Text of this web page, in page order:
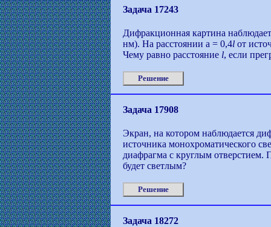
Задача 17243
Дифракционная картина
нм). На расстоянии a = 0,4l от
Чему равно расстояние l, если
Решение
Задача 17908
Экран, на котором наблюдается
источника монохроматического
диафрагма с круглым
будет светлым?
Решение
Задача 18272